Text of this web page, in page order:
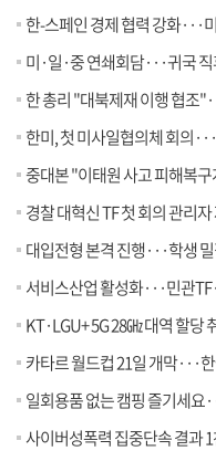
한-스페인 경제 협력 강화···
미·일·중 연쇄회담···귀국
한 총리 "대북제재 이행 협조
한미, 첫 미사일협의체 회의
중대본 "이태원 사고 피해복
경찰 대혁신 TF 첫 회의 관리자
대입전형 본격 진행···학생
서비스산업 활성화···민관
KT·LGU+ 5G 28㎓ 대역 할당
카타르 월드컵 21일 개막···
일회용품 없는 캠핑 즐기세요···다회
사이버성폭력 집중단속 결과